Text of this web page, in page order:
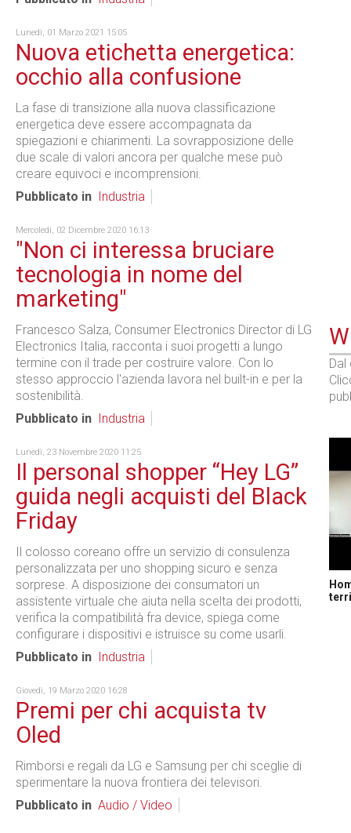
Lunedì, 01 Marzo 2021 15:05
Nuova etichetta energetica:
occhio alla confusione
La fase di transizione alla nuova classificazione
energetica deve essere accompagnata da
spiegazioni e chiarimenti. La sovrapposizione delle
due scale di valori ancora per qualche mese può
creare equivoci e incomprensioni.
Pubblicato in
Industria
Mercoledì, 02 Dicembre 2020 16:13
"Non ci interessa bruciare
tecnologia in nome del
marketing"
Francesco Salza, Consumer Electronics Director di LG
Electronics Italia, racconta i suoi progetti a lungo
termine con il trade per costruire valore. Con lo
stesso approccio l'azienda lavora nel built-in e per la
sostenibilità.
Pubblicato in
Industria
Lunedì, 23 Novembre 2020 11:25
Il personal shopper “Hey LG”
guida negli acquisti del Black
Friday
Il colosso coreano offre un servizio di consulenza
personalizzata per uno shopping sicuro e senza
sorprese. A disposizione dei consumatori un
assistente virtuale che aiuta nella scelta dei prodotti,
verifica la compatibilità fra device, spiega come
configurare i dispositivi e istruisce su come usarli.
Pubblicato in
Industria
Giovedì, 19 Marzo 2020 16:28
Premi per chi acquista tv
Oled
Rimborsi e regali da LG e Samsung per chi sceglie di
sperimentare la nuova frontiera dei televisori.
Pubblicato in Audio / Video